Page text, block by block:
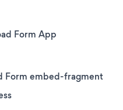
Form App
Form embed-fragment